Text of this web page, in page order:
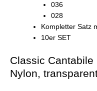
036
028
Kompletter Satz
10er SET
Classic
Nylon,